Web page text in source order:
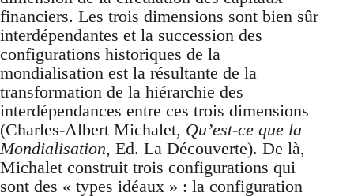
financiers. Les trois dimensions sont bien sûr
interdépendantes et la succession des
configurations historiques de la
mondialisation est la résultante de la
transformation de la hiérarchie des
interdépendances entre ces trois dimensions
(Charles-Albert Michalet, Qu’est-ce que la
Mondialisation, Ed. La Découverte). De là,
Michalet construit trois configurations qui
sont des « types idéaux » : la configuration